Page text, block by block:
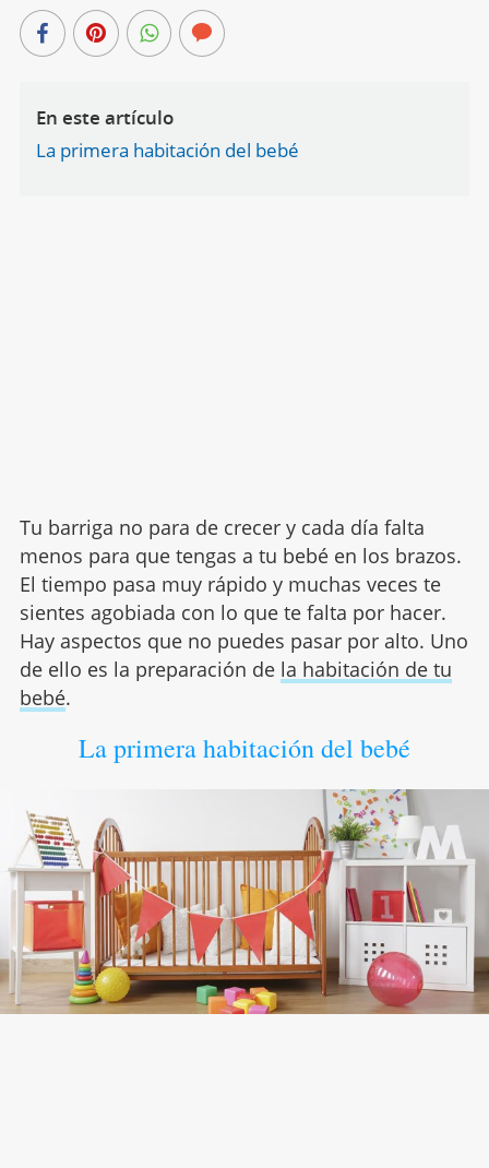
En este artículo
La primera habitación del bebé
Tu barriga no para de crecer y cada día falta
menos para que tengas a tu bebé en los brazos.
El tiempo pasa muy rápido y muchas veces te
sientes agobiada con lo que te falta por hacer.
Hay aspectos que no puedes pasar por alto. Uno
de ello es la preparación de la habitación de tu
bebé.
La primera habitación del bebé